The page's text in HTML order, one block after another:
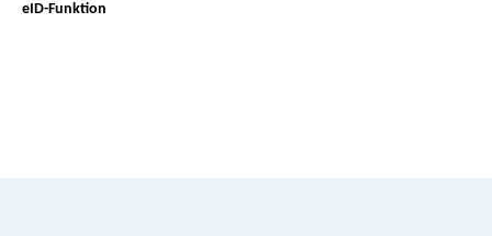
eID-Funktion